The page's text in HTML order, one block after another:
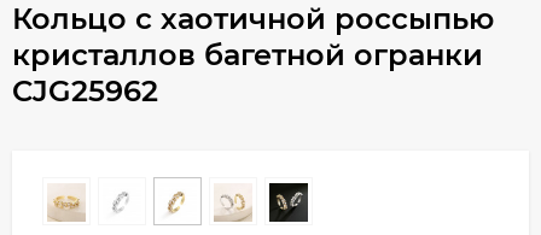
Кольцо с хаотичной россыпью
кристаллов багетной огранки
CJG25962